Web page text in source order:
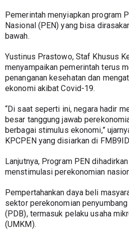
Pemerintah menyiapkan program
Nasional (PEN) yang bisa
bawah.
Yustinus Prastowo, Staf Khusus
menyampaikan pemerintah terus
penanganan kesehatan dan
ekonomi akibat Covid-19.
“Di saat seperti ini, negara hadir
besar tanggung jawab
berbagai stimulus ekonomi,”
KPCPEN yang disiarkan di
Lanjutnya, Program PEN
menstimulasi perekonomian
Pempertahankan daya beli
sektor perekonomian
(PDB), termasuk pelaku usaha
(UMKM).